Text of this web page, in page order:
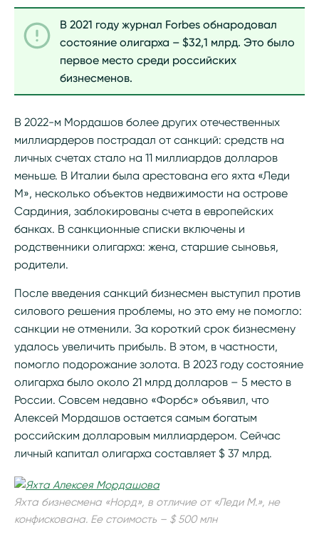
В 2021 году журнал Forbes обнародовал
состояние олигарха – $32,1 млрд. Это было
первое место среди российских
бизнесменов.
В 2022-м Мордашов более других отечественных
миллиардеров пострадал от санкций: средств на
личных счетах стало на 11 миллиардов долларов
меньше. В Италии была арестована его яхта «Леди
М», несколько объектов недвижимости на острове
Сардиния, заблокированы счета в европейских
банках. В санкционные списки включены и
родственники олигарха: жена, старшие сыновья,
родители.
После введения санкций бизнесмен выступил против
силового решения проблемы, но это ему не помогло:
санкции не отменили. За короткий срок бизнесмену
удалось увеличить прибыль. В этом, в частности,
помогло подорожание золота. В 2023 году состояние
олигарха было около 21 млрд долларов – 5 место в
России. Совсем недавно «Форбс» объявил, что
Алексей Мордашов остается самым богатым
российским долларовым миллиардером. Сейчас
личный капитал олигарха составляет $ 37 млрд.
Яхта бизнесмена «Норд», в отличие от «Леди М.», не
конфискована. Ее стоимость – $ 500 млн